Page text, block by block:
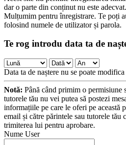
dar o parte din conținut nu este adecvat.
Mulțumim pentru înregistrare. Te poți
folosind numele de utilizator și parola.
Te rog introdu data ta de
Data ta de naștere nu se poate
Notă: Până când primim o permisiune
tutorele tău nu vei putea să postezi
informațiile pe care le oferi pe această
email și către părintele sau tutorele tău
trimiterea lui pentru aprobare.
Nume User